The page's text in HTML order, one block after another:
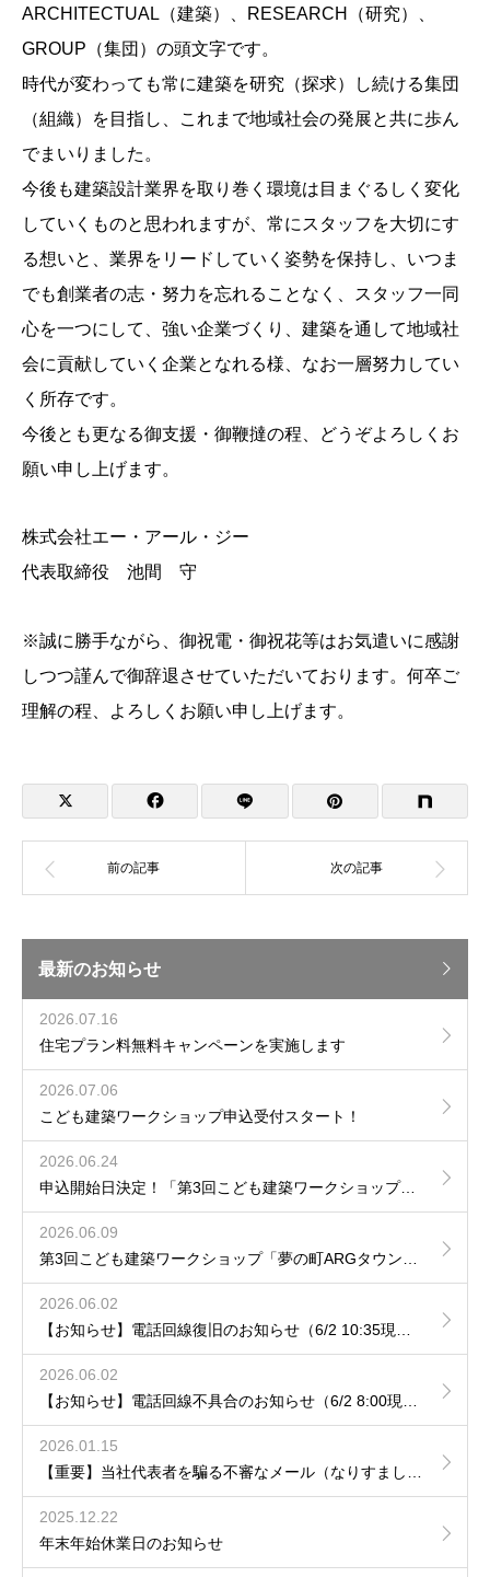
ARCHITECTUAL（建築）、RESEARCH（研究）、
GROUP（集団）の頭文字です。
時代が変わっても常に建築を研究（探求）し続ける集団
（組織）を目指し、これまで地域社会の発展と共に歩ん
でまいりました。
今後も建築設計業界を取り巻く環境は目まぐるしく変化
していくものと思われますが、常にスタッフを大切にす
る想いと、業界をリードしていく姿勢を保持し、いつま
でも創業者の志・努力を忘れることなく、スタッフ一同
心を一つにして、強い企業づくり、建築を通して地域社
会に貢献していく企業となれる様、なお一層努力してい
く所存です。
今後とも更なる御支援・御鞭撻の程、どうぞよろしくお
願い申し上げます。
株式会社エー・アール・ジー
代表取締役 池間 守
※誠に勝手ながら、御祝電・御祝花等はお気遣いに感謝
しつつ謹んで御辞退させていただいております。何卒ご
理解の程、よろしくお願い申し上げます。
最新のお知らせ
2026.07.16
住宅プラン料無料キャンペーンを実施します
2026.07.06
こども建築ワークショップ申込受付スタート！
2026.06.24
申込開始日決定！「第3回こども建築ワークショップ夢の町ARGタウンをつくろう！」
2026.06.09
第3回こども建築ワークショップ「夢の町ARGタウンをつくろう！」開催決定のお知らせ
2026.06.02
【お知らせ】電話回線復旧のお知らせ（6/2 10:35現在）
2026.06.02
【お知らせ】電話回線不具合のお知らせ（6/2 8:00現在）
2026.01.15
【重要】当社代表者を騙る不審なメール（なりすまし）への注意喚起について
2025.12.22
年末年始休業日のお知らせ